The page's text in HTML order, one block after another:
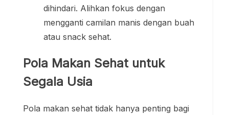
dihindari. Alihkan fokus dengan
mengganti camilan manis dengan buah
atau snack sehat.
Pola Makan Sehat untuk
Segala Usia
Pola makan sehat tidak hanya penting bagi